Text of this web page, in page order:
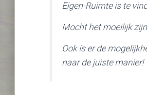
Eigen-Ruimte is te
Mocht het moeilijk
Ook is er de
naar de juiste manier!